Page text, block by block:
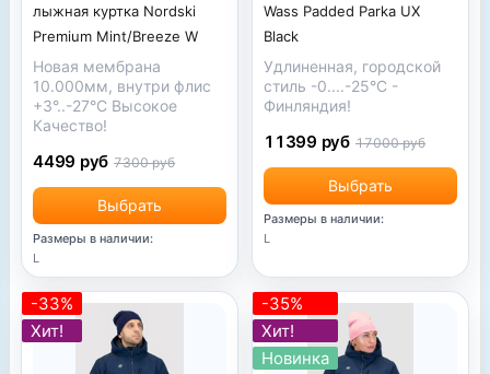
лыжная куртка Nordski
Premium Mint/Breeze W
Новая мембрана
10.000мм, внутри флис
+3°..-27°С Высокое
Качество!
Выбрать
4499 руб 7300 руб
Размеры в наличии:
L
Wass Padded Parka UX
Black
Удлиненная, городской
стиль -0....-25°С -
Финляндия!
Выбрать
11399 руб 17000 руб
Размеры в наличии:
L
-33%
Хит!
-35%
Хит!
Новинка